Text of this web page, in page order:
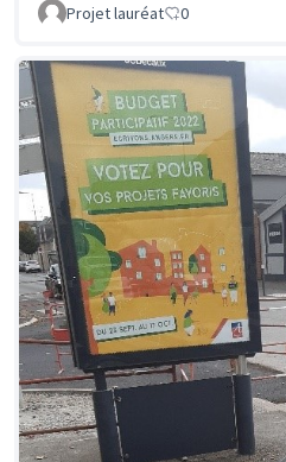
Projet lauréat 0